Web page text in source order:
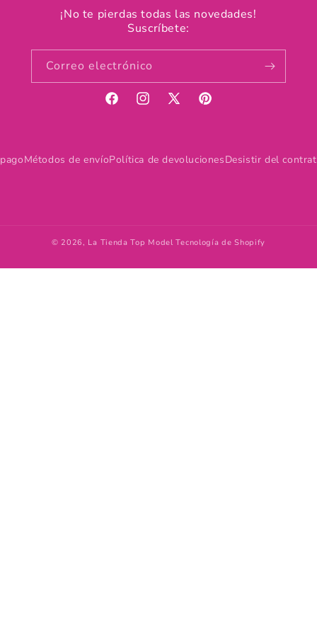
Métodos de envíoPolítica de devolucionesDesistir del
¡No te pierdas todas las novedades!
Suscríbete:
Correo electrónico
FacebookInstagram
X
Pinterest
© 2026, La Tienda Top Model Tecnología de Shopify